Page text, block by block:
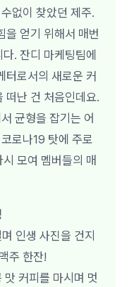
없이 찾았던 제주.
을 얻기 위해서 매번
. 잔디 마케팅팀에
터로서의 새로운 커
떠난 건 처음인데요.
균형을 잡기는 어
로나19 탓에 주로
모여 멤버들의 매
인생 사진을 건지
주 한잔!
커피를 마시며 멋